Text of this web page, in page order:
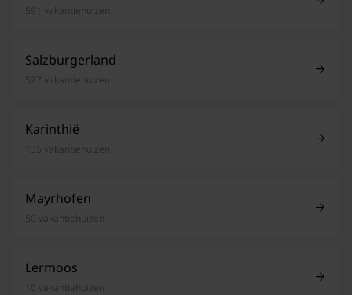
591 vakantiehuizen
Salzburgerland
527 vakantiehuizen
Karinthië
135 vakantiehuizen
Mayrhofen
50 vakantiehuizen
Lermoos
10 vakantiehuizen